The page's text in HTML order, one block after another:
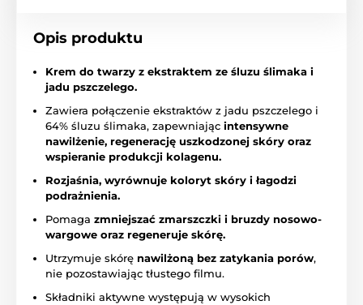
Opis produktu
Krem do twarzy z ekstraktem ze śluzu ślimaka i
jadu pszczelego.
Zawiera połączenie ekstraktów z jadu pszczelego i
64% śluzu ślimaka, zapewniając intensywne
nawilżenie, regenerację uszkodzonej skóry oraz
wspieranie produkcji kolagenu.
Rozjaśnia, wyrównuje koloryt skóry i łagodzi
podrażnienia.
Pomaga zmniejszać zmarszczki i bruzdy nosowo-
wargowe oraz regeneruje skórę.
Utrzymuje skórę nawilżoną bez zatykania porów,
nie pozostawiając tłustego filmu.
Składniki aktywne występują w wysokich